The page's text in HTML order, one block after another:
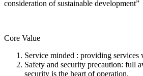
consideration of sustainable development”
Core Value
Service minded : providing services
Safety and security precaution: full
security is the heart of operation.